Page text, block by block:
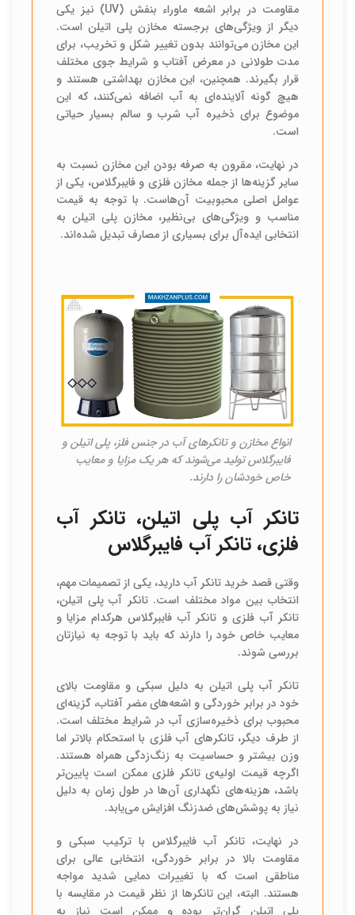
مقاومت در برابر اشعه ماوراء بنفش (UV) نیز یکی
دیگر از ویژگی‌های برجسته مخازن پلی اتیلن است.
این مخازن می‌توانند بدون تغییر شکل و تخریب، برای
مدت طولانی در معرض آفتاب و شرایط جوی مختلف
قرار بگیرند. همچنین، این مخازن بهداشتی هستند و
هیچ گونه آلاینده‌ای به آب اضافه نمی‌کنند، که این
موضوع برای ذخیره آب شرب و سالم بسیار حیاتی
است.
در نهایت، مقرون به صرفه بودن این مخازن نسبت به
سایر گزینه‌ها از جمله مخازن فلزی و فایبرگلاس، یکی از
عوامل اصلی محبوبیت آن‌هاست. با توجه به قیمت
مناسب و ویژگی‌های بی‌نظیر، مخازن پلی اتیلن به
انتخابی ایده‌آل برای بسیاری از مصارف تبدیل شده‌اند.
انواع مخازن و تانکرهای آب در جنس فلز، پلی اتیلن و
فایبرگلاس تولید می‌شوند که هر یک مزایا و معایب
خاص خودشان را دارند.
تانکر آب پلی اتیلن، تانکر آب
فلزی، تانکر آب فایبرگلاس
وقتی قصد خرید تانکر آب دارید، یکی از تصمیمات مهم،
انتخاب بین مواد مختلف است. تانکر آب پلی اتیلن،
تانکر آب فلزی و تانکر آب فایبرگلاس هرکدام مزایا و
معایب خاص خود را دارند که باید با توجه به نیازتان
بررسی شوند.
تانکر آب پلی اتیلن به دلیل سبکی و مقاومت بالای
خود در برابر خوردگی و اشعه‌های مضر آفتاب، گزینه‌ای
محبوب برای ذخیره‌سازی آب در شرایط مختلف است.
از طرف دیگر، تانکرهای آب فلزی با استحکام بالاتر اما
وزن بیشتر و حساسیت به زنگ‌زدگی همراه هستند.
اگرچه قیمت اولیه‌ی تانکر فلزی ممکن است پایین‌تر
باشد، هزینه‌های نگهداری آن‌ها در طول زمان به دلیل
نیاز به پوشش‌های ضدزنگ افزایش می‌یابد.
در نهایت، تانکر آب فایبرگلاس با ترکیب سبکی و
مقاومت بالا در برابر خوردگی، انتخابی عالی برای
مناطقی است که با تغییرات دمایی شدید مواجه
هستند. البته، این تانکرها از نظر قیمت در مقایسه با
پلی اتیلن گران‌تر بوده و ممکن است نیاز به